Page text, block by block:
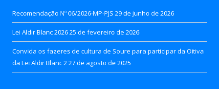
Recomendação Nº 06/2026-MP-PJS 29 de junho de 2026
Lei Aldir Blanc 202625 de fevereiro de 2026
Convida os fazeres de cultura de Soure para participar da Oitiva
da Lei Aldir Blanc 2 27 de agosto de 2025